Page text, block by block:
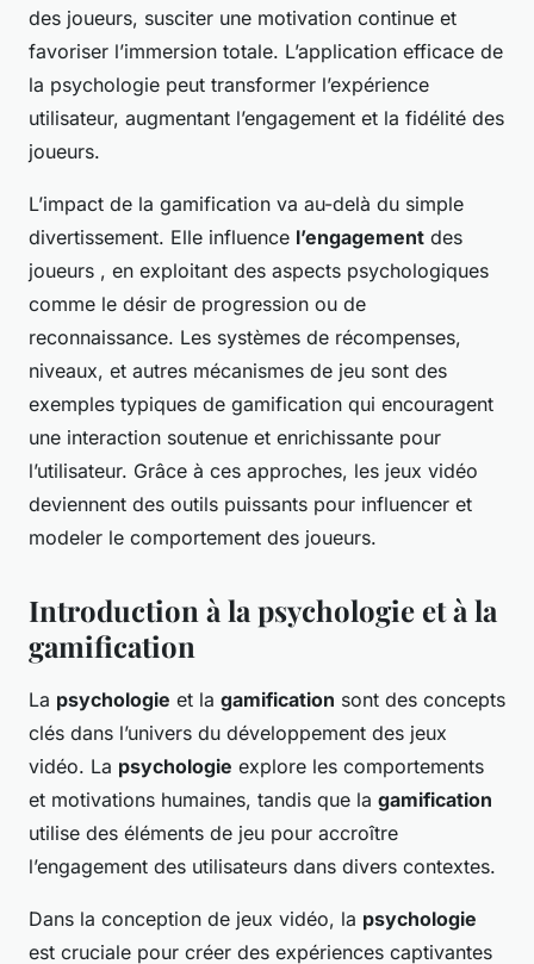
des joueurs, susciter une motivation continue et
favoriser l’immersion totale. L’application efficace de
la psychologie peut transformer l’expérience
utilisateur, augmentant l’engagement et la fidélité des
joueurs.
L’impact de la gamification va au-delà du simple
divertissement. Elle influence l’engagement des
joueurs , en exploitant des aspects psychologiques
comme le désir de progression ou de
reconnaissance. Les systèmes de récompenses,
niveaux, et autres mécanismes de jeu sont des
exemples typiques de gamification qui encouragent
une interaction soutenue et enrichissante pour
l’utilisateur. Grâce à ces approches, les jeux vidéo
deviennent des outils puissants pour influencer et
modeler le comportement des joueurs.
Introduction à la psychologie et à la
gamification
La psychologie et la gamification sont des concepts
clés dans l’univers du développement des jeux
vidéo. La psychologie explore les comportements
et motivations humaines, tandis que la gamification
utilise des éléments de jeu pour accroître
l’engagement des utilisateurs dans divers contextes.
Dans la conception de jeux vidéo, la psychologie
est cruciale pour créer des expériences captivantes